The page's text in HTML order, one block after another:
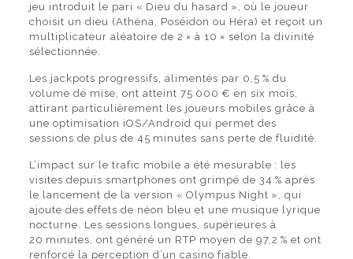
jeu introduit le pari « Dieu du hasard », où le joueur
choisit un dieu (Athéna, Poséidon ou Héra) et reçoit un
multiplicateur aléatoire de 2 × à 10 × selon la divinité
sélectionnée.
Les jackpots progressifs, alimentés par 0,5 % du
volume de mise, ont atteint 75 000 € en six mois,
attirant particulièrement les joueurs mobiles grâce à
une optimisation iOS/Android qui permet des
sessions de plus de 45 minutes sans perte de fluidité.
L’impact sur le trafic mobile a été mesurable : les
visites depuis smartphones ont grimpé de 34 % après
le lancement de la version « Olympus Night », qui
ajoute des effets de néon bleu et une musique lyrique
nocturne. Les sessions longues, supérieures à
20 minutes, ont généré un RTP moyen de 97,2 % et ont
renforcé la perception d’un casino fiable.